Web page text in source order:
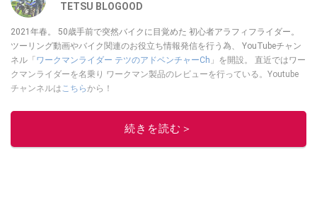
TETSU BLOGOOD
2021年春。 50歳手前で突然バイクに目覚めた 初心者アラフィフライダー。
ツーリング動画やバイク関連のお役立ち情報発信を行う為、 YouTubeチャン
ネル「ワークマンライダー テツのアドベンチャーCh 」を開設。 直近ではワー
クマンライダーを名乗り ワークマン製品のレビューを行っている。Youtube
チャンネルは こちらから！
このイチオシストの他の記事を読む
続きを読む＞